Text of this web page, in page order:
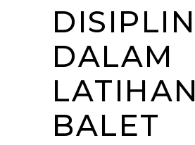
DISIPLIN
DALAM
LATIHAN
BALET